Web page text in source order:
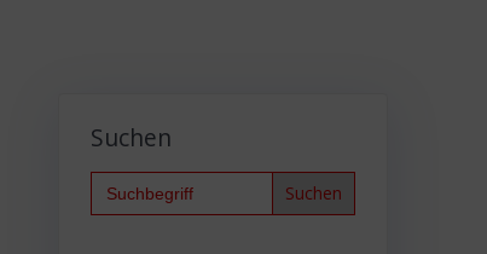
Suchen
Search
for: